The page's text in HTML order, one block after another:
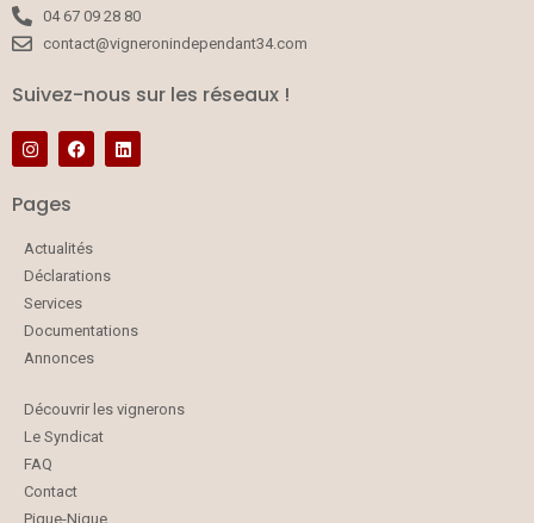
04 67 09 28 80
contact@vigneronindependant34.com
Suivez-nous sur les réseaux !
Pages
Actualités
Déclarations
Services
Documentations
Annonces
Découvrir les vignerons
Le Syndicat
FAQ
Contact
Pique-Nique